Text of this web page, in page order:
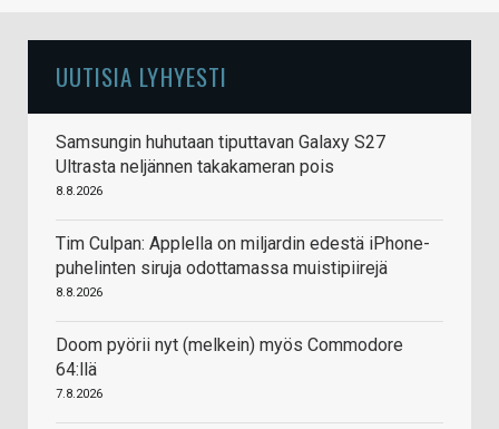
UUTISIA LYHYESTI
Samsungin huhutaan tiputtavan Galaxy S27
Ultrasta neljännen takakameran pois
8.8.2026
Tim Culpan: Applella on miljardin edestä iPhone-
puhelinten siruja odottamassa muistipiirejä
8.8.2026
Doom pyörii nyt (melkein) myös Commodore
64:llä
7.8.2026